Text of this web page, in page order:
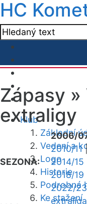
HC
Klub
Základní
Vedení a
Logo
Historie
Podrobná
Ke stažení
Zápasy »
extraligy
SEZONA:
2006/
2010/11
2014/15
2018/19
2022/23
extraliga